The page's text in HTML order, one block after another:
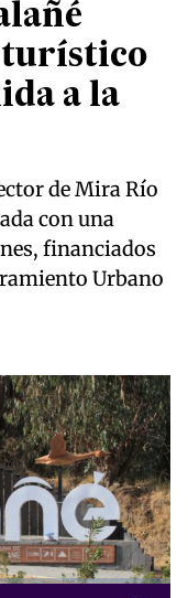
a la
de Mira Río
con una
financiados
Urbano